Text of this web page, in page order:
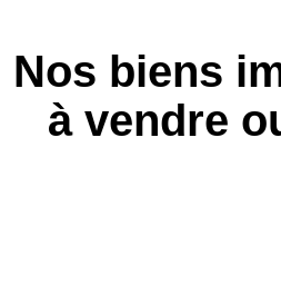
Nos biens
à vendre